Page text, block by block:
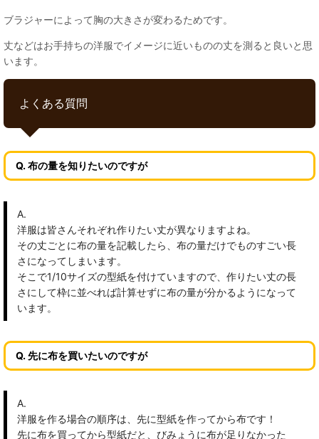
ブラジャーによって胸の大きさが変わるためです。
丈などはお手持ちの洋服でイメージに近いものの丈を測ると良いと思
います。
よくある質問
Q. 布の量を知りたいのですが
A.
洋服は皆さんそれぞれ作りたい丈が異なりますよね。
その丈ごとに布の量を記載したら、布の量だけでものすごい長
さになってしまいます。
そこで1/10サイズの型紙を付けていますので、作りたい丈の長
さにして枠に並べれば計算せずに布の量が分かるようになって
います。
Q. 先に布を買いたいのですが
A.
洋服を作る場合の順序は、先に型紙を作ってから布です！
先に布を買ってから型紙だと、びみょうに布が足りなかった